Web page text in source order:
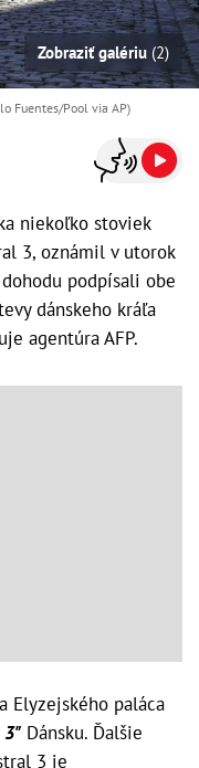
Zobraziť galériu (2)
Fuentes/Pool via AP)
niekoľko stoviek
3, oznámil v utorok
podpísali obe
dánskeho kráľa
agentúra AFP.
Elyzejského paláca
3" Dánsku. Ďalšie
3 je